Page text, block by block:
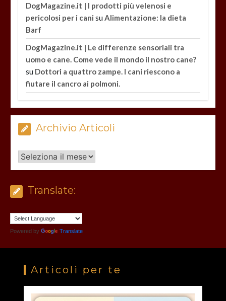
DogMagazine.it | I prodotti più velenosi e
pericolosi per i cani suAlimentazione: la dieta
Barf
DogMagazine.it | Le differenze sensoriali tra
uomo e cane. Come vede il mondo il nostro cane?
su Dottori a quattro zampe. I cani riescono a
fiutare il cancro ai polmoni.
Archivio Articoli
Archivio
Articoli
Translate:
Powered by Translate
Articoli per te